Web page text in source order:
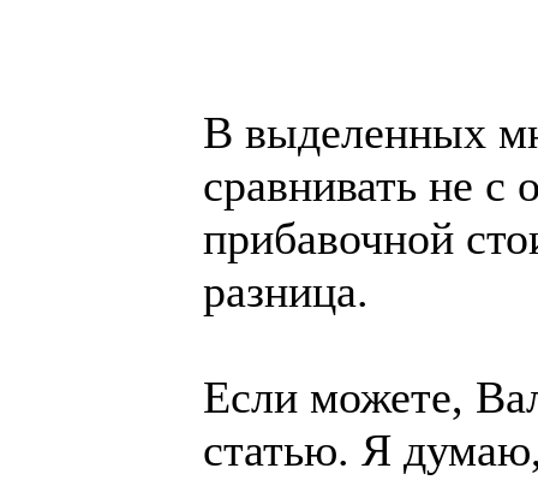
В выделенных
сравнивать не с
прибавочной
разница.
Если можете,
статью. Я